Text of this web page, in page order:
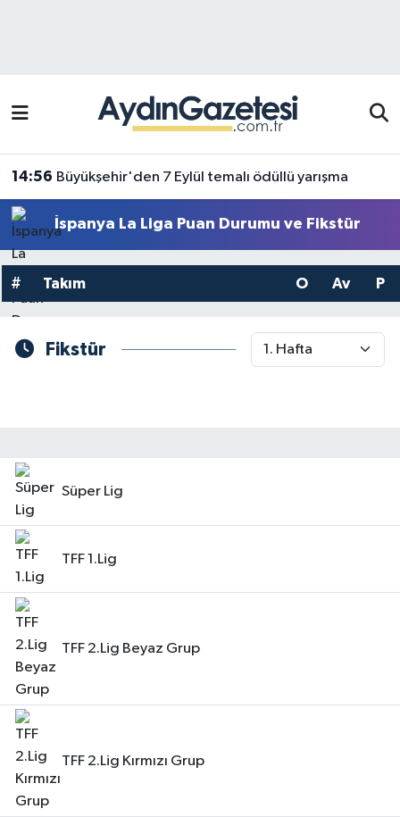
14:56 Büyükşehir'den 7 Eylül temalı ödüllü yarışma
İspanya La Liga Puan Durumu ve Fikstür
# Takım O Av P
Fikstür
Süper Lig
TFF 1.Lig
TFF 2.Lig Beyaz Grup
TFF 2.Lig Kırmızı Grup
Efeler Trafik Yoğunluk Haritası
Süper Lig Puan Durumu ve Fikstür
Tüm Manşetler
Son Dakika Haberleri